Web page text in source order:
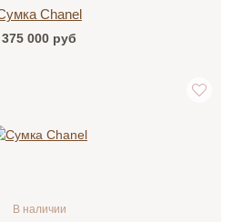
Chanel
375 000 руб
В наличии